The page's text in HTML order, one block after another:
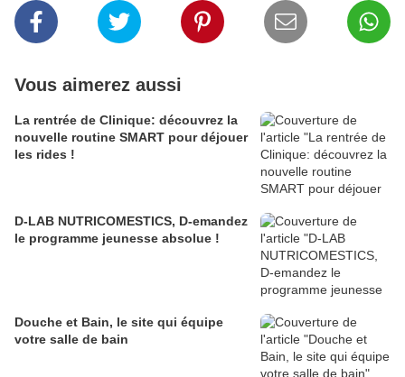
Vous aimerez aussi
La rentrée de Clinique: découvrez la
nouvelle routine SMART pour déjouer
les rides !
D-LAB NUTRICOMESTICS, D-emandez
le programme jeunesse absolue !
Douche et Bain, le site qui équipe
votre salle de bain